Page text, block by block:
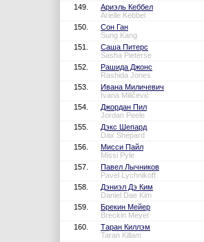
149.
Ариэль Кеббел
Arielle Kebbel
150.
Сон Ган
Sung Kang
151.
Саша Питерс
Sasha Pieterse
152.
Рашида Джонс
Rashida Jones
153.
Ивана Миличевич
Ivana Miličević
154.
Джордан Пил
Jordan Peele
155.
Дэкс Шепард
Dax Shepard
156.
Мисси Пайл
Missi Pyle
157.
Павел Лычников
Pavel Lychnikoff
158.
Дэниэл Дэ Ким
Daniel Dae Kim
159.
Брекин Мейер
Breckin Meyer
160.
Таран Киллэм
Taran Killam